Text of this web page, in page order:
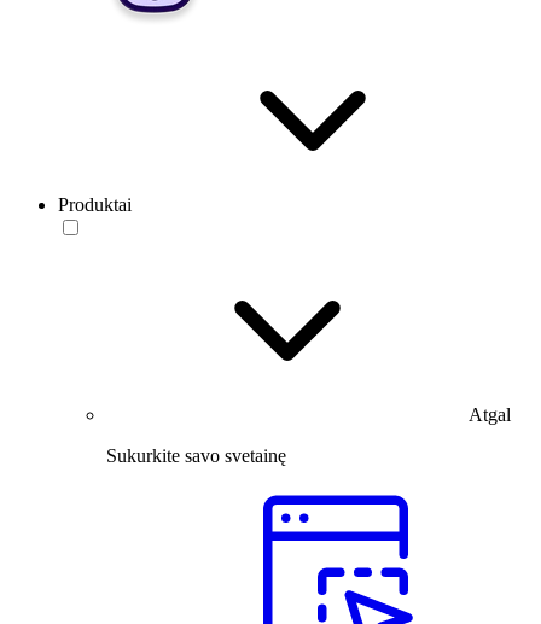
Produktai
Atgal
Sukurkite savo svetainę